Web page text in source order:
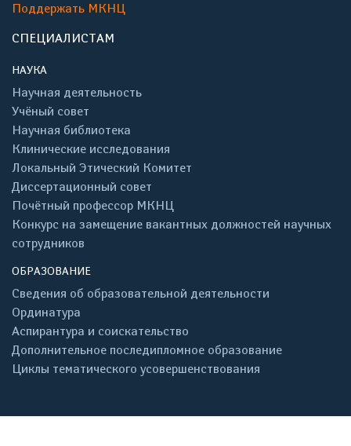
Поддержать МКНЦ
СПЕЦИАЛИСТАМ
НАУКА
Научная деятельность
Учёный совет
Научная библиотека
Клинические исследования
Локальный Этический Комитет
Диссертационный совет
Почётный профессор МКНЦ
Конкурс на замещение вакантных должностей научных
сотрудников
ОБРАЗОВАНИЕ
Сведения об образовательной деятельности
Ординатура
Аспирантура и соискательство
Дополнительное последипломное образование
Циклы тематического усовершенствования